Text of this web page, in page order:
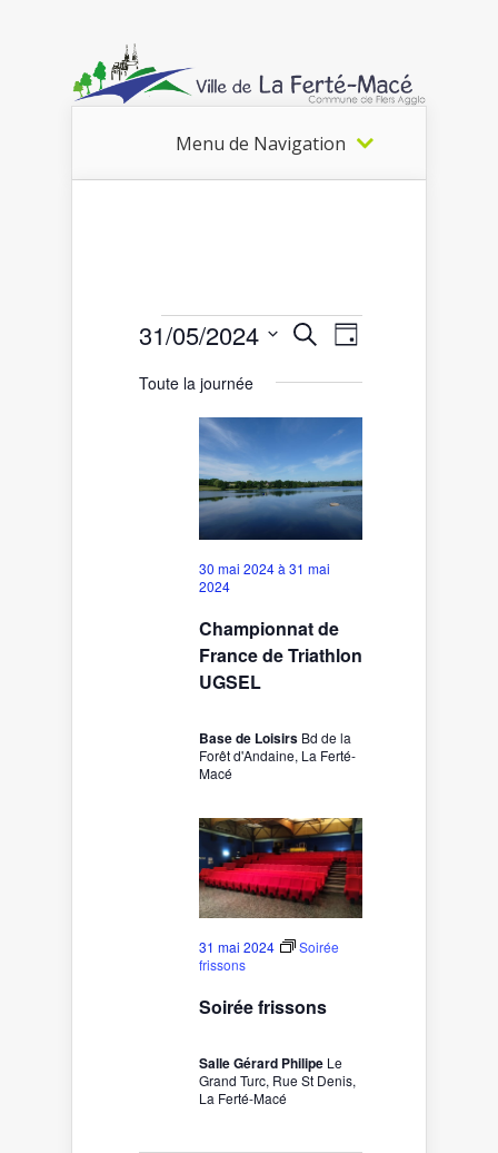
Menu de Navigation
Évènements
for
2024
Recherche
navigation
de
vues
Évènements
RechercheNavigation
de
vues
Jour
31/05/2024
une
date.
Toute la journée
Championnat de
France de Triathlon
UGSEL
30 mai 2024à 31 mai
2024
Base de Loisirs Bd de la
Forêt d'Andaine, La Ferté-
Macé
Soirée frissons
31 mai 2024
Soirée
frissons
Salle Gérard Philipe Le
Grand Turc, Rue St Denis,
La Ferté-Macé